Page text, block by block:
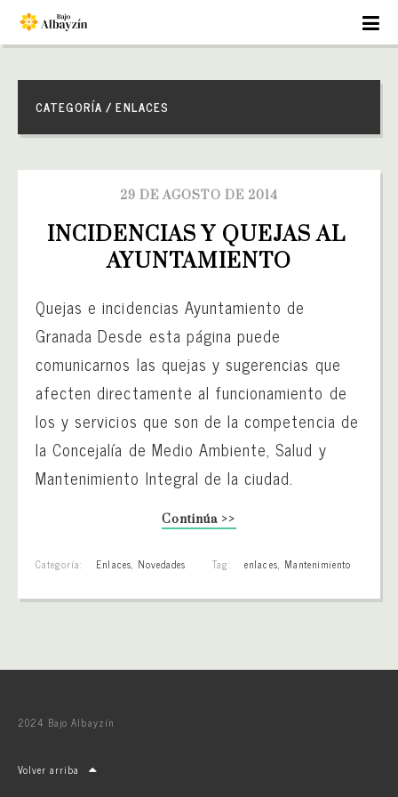
CATEGORÍA / ENLACES
29 DE AGOSTO DE 2014
INCIDENCIAS Y QUEJAS AL
AYUNTAMIENTO
Quejas e incidencias Ayuntamiento de
Granada Desde esta página puede
comunicarnos las quejas y sugerencias que
afecten directamente al funcionamiento de
los y servicios que son de la competencia de
la Concejalía de Medio Ambiente, Salud y
Mantenimiento Integral de la ciudad.
Continúa >>
Categoría: Enlaces, Novedades Tag: enlaces, Mantenimiento
2024 Bajo Albayzín
Volver arriba